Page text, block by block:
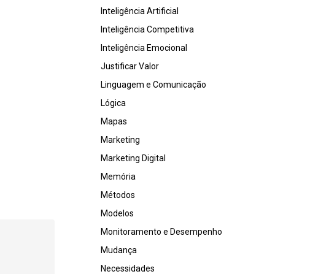
Inteligência Artificial
Inteligência Competitiva
Inteligência Emocional
Justificar Valor
Linguagem e Comunicação
Lógica
Mapas
Marketing
Marketing Digital
Memória
Métodos
Modelos
Monitoramento e Desempenho
Mudança
Necessidades